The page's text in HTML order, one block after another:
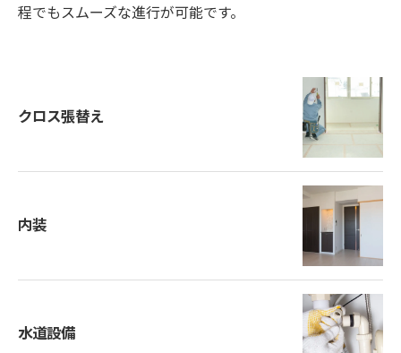
程でもスムーズな進行が可能です。
クロス張替え
内装
水道設備